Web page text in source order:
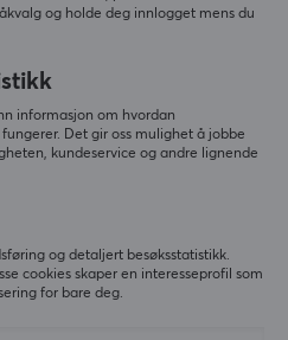
WS Silent Linear Switch
5.39 kr
og holde deg innlogget mens du
informasjon om hvordan
Det gir oss mulighet å jobbe
kundeservice og andre lignende
og detaljert besøksstatistikk.
cookies skaper en interesseprofil som
for bare deg.